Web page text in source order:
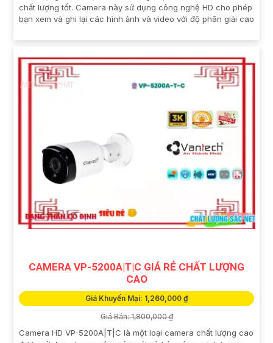
chất lượng tốt. Camera này sử dụng công nghệ HD cho phép
bạn xem và ghi lại các hình ảnh và video với độ phân giải cao
CAMERA VP-5200A|T|C GIÁ RẺ CHẤT LƯỢNG
CAO
Giá Khuyến Mại: 1,260,000 ₫
Giá Bán: 1,800,000 ₫
Camera HD VP-5200A|T|C là một loại camera chất lượng cao